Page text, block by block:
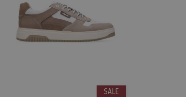
SALE